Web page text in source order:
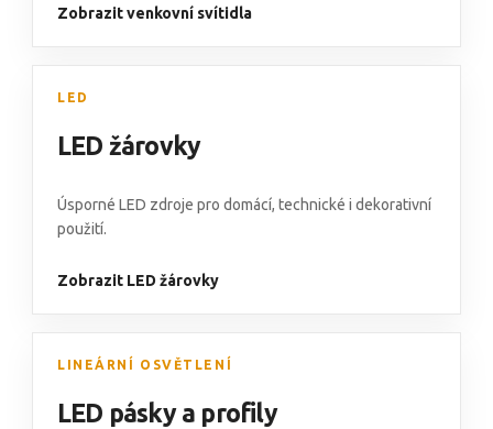
Zobrazit venkovní svítidla
LED
LED žárovky
Úsporné LED zdroje pro domácí, technické i dekorativní
použití.
Zobrazit LED žárovky
LINEÁRNÍ OSVĚTLENÍ
LED pásky a profily